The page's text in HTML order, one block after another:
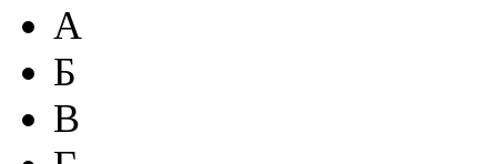
А
Б
В